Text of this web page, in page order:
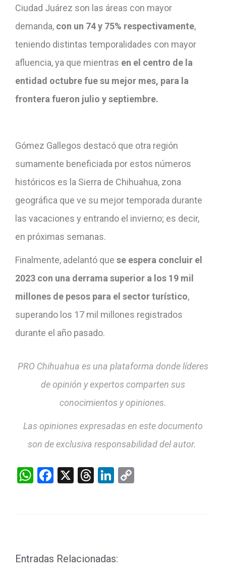
Ciudad Juárez son las áreas con mayor
demanda, con un 74 y 75% respectivamente,
teniendo distintas temporalidades con mayor
afluencia, ya que mientras en el centro de la
entidad octubre fue su mejor mes, para la
frontera fueron julio y septiembre.
Gómez Gallegos destacó que otra región
sumamente beneficiada por estos números
históricos es la Sierra de Chihuahua, zona
geográfica que ve su mejor temporada durante
las vacaciones y entrando el invierno; es decir,
en próximas semanas.
Finalmente, adelantó que se espera concluir el
2023 con una derrama superior a los 19 mil
millones de pesos para el sector turístico,
superando los 17 mil millones registrados
durante el año pasado.
PRO Chihuahua es una plataforma donde líderes
de opinión y expertos comparten sus
conocimientos y opiniones.
Las opiniones expresadas en este documento
son de exclusiva responsabilidad del autor.
WhatsApp
Facebook
X Threads
LinkedIn
Entradas Relacionadas: